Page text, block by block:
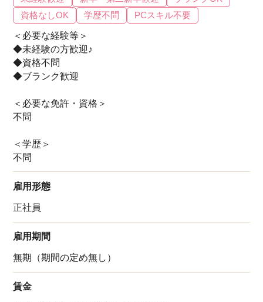
資格なしOK
学歴不問 PCスキル不要
＜必要な経験等＞
◆未経験の方歓迎♪
◆資格不問
◆ブランク歓迎
＜必要な免許・資格＞
不問
＜学歴＞
不問
雇用形態
正社員
雇用期間
無期（期間の定め無し）
賃金